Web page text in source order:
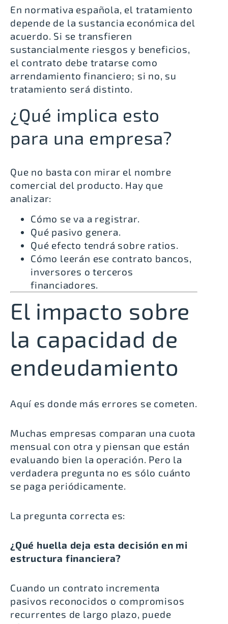
En normativa española, el tratamiento
depende de la sustancia económica del
acuerdo. Si se transfieren
sustancialmente riesgos y beneficios,
el contrato debe tratarse como
arrendamiento financiero; si no, su
tratamiento será distinto.
¿Qué implica esto
para una empresa?
Que no basta con mirar el nombre
comercial del producto. Hay que
analizar:
Cómo se va a registrar.
Qué pasivo genera.
Qué efecto tendrá sobre ratios.
Cómo leerán ese contrato bancos,
inversores o terceros
financiadores.
El impacto sobre
la capacidad de
endeudamiento
Aquí es donde más errores se cometen.
Muchas empresas comparan una cuota
mensual con otra y piensan que están
evaluando bien la operación. Pero la
verdadera pregunta no es sólo cuánto
se paga periódicamente.
La pregunta correcta es:
¿Qué huella deja esta decisión en mi
estructura financiera?
Cuando un contrato incrementa
pasivos reconocidos o compromisos
recurrentes de largo plazo, puede